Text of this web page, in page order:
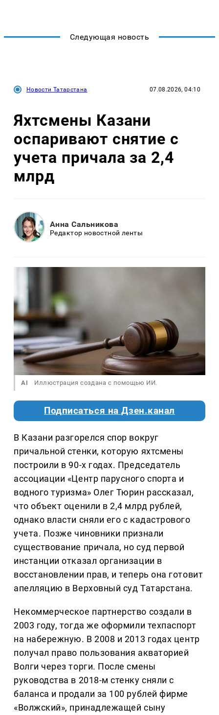
Следующая новость
Новости Татарстана 07.08.2026, 04:10
Яхтсмены Казани
оспаривают снятие с
учета причала за 2,4
млрд
Анна Сальникова
Редактор новостной ленты
AI Иллюстрация создана с помощью ИИ.
Подписаться на Дзен.канал
В Казани разгорелся спор вокруг
причальной стенки, которую яхтсмены
построили в 90-х годах. Председатель
ассоциации «Центр парусного спорта и
водного туризма» Олег Тюрин рассказал,
что объект оценили в 2,4 млрд рублей,
однако власти сняли его с кадастрового
учета. Позже чиновники признали
существование причала, но суд первой
инстанции отказал организации в
восстановлении прав, и теперь она готовит
апелляцию в Верховный суд Татарстана.
Некоммерческое партнерство создали в
2003 году, тогда же оформили техпаспорт
на набережную. В 2008 и 2013 годах центр
получал право пользования акваторией
Волги через торги. После смены
руководства в 2018-м стенку сняли с
баланса и продали за 100 рублей фирме
«Волжский», принадлежащей сыну